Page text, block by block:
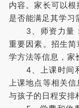
内容。家长可以
是否能满足其学习
3、师资力量：
重要因素。招生
学方法等信息，家
4、上课时间和
上课地点等相关
与孩子的日程安排